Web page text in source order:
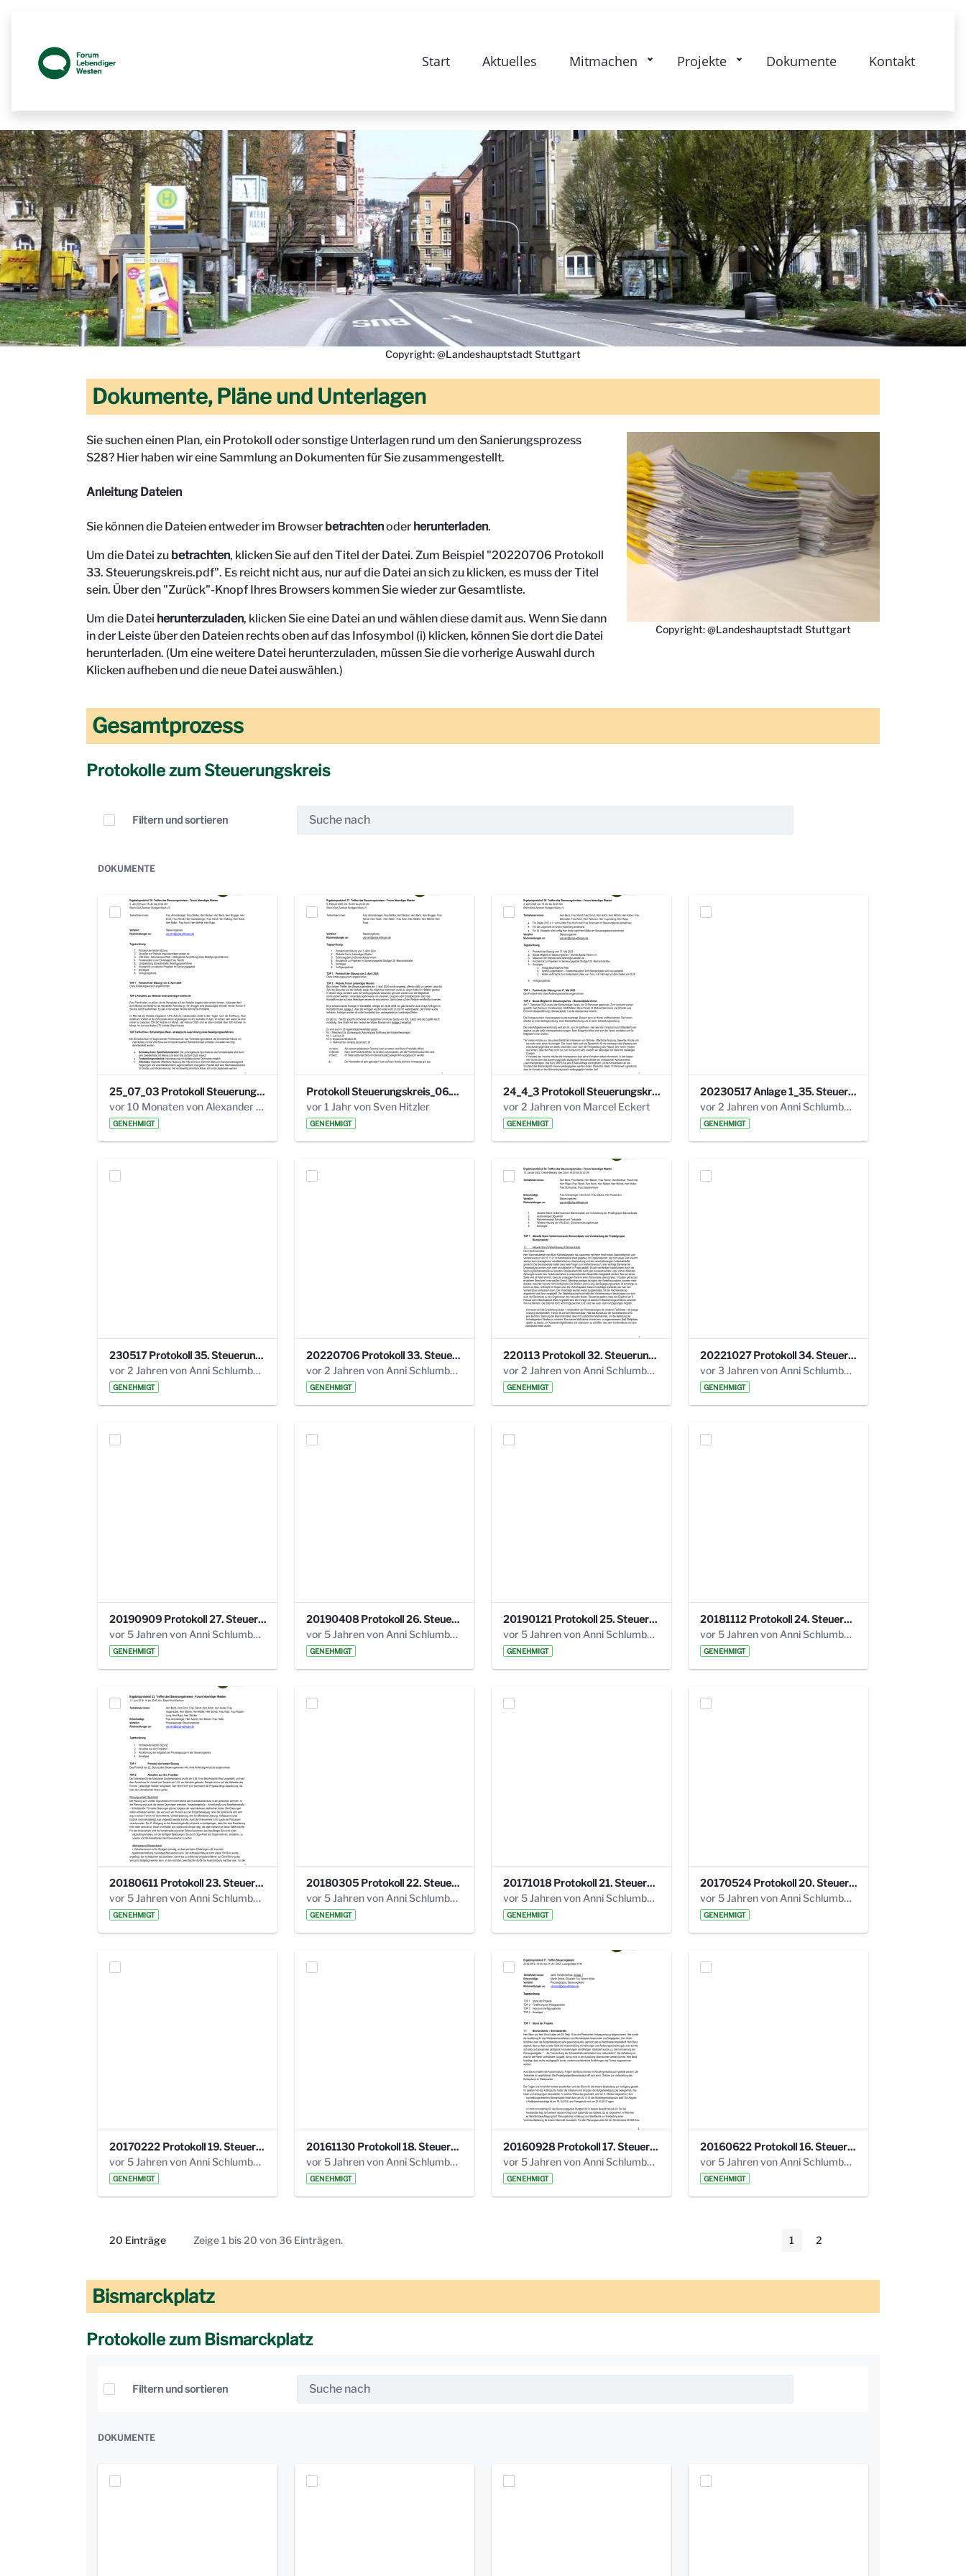
Start Aktuelles Mitmachen Projekte Dokumente Kontakt
Copyright: @Landeshauptstadt Stuttgart
Dokumente, Pläne und Unterlagen
Sie suchen einen Plan, ein Protokoll oder sonstige Unterlagen rund um den Sanierungsprozess
S28? Hier haben wir eine Sammlung an Dokumenten für Sie zusammengestellt.
Anleitung Dateien
Sie können die Dateien entweder im Browser betrachtenoder herunterladen.
Um die Datei zu betrachten, klicken Sie auf den Titel der Datei. Zum Beispiel "20220706 Protokoll
33. Steuerungskreis.pdf". Es reicht nicht aus, nur auf die Datei an sich zu klicken, es muss der Titel
sein. Über den "Zurück"-Knopf Ihres Browsers kommen Sie wieder zur Gesamtliste.
Um die Datei herunterzuladen, klicken Sie eine Datei an und wählen diese damit aus. Wenn Sie dann
in der Leiste über den Dateien rechts oben auf das Infosymbol (i) klicken, können Sie dort die Datei
herunterladen. (Um eine weitere Datei herunterzuladen, müssen Sie die vorherige Auswahl durch
Klicken aufheben und die neue Datei auswählen.)
Copyright: @Landeshauptstadt Stuttgart
Gesamtprozess
Protokolle zum Steuerungskreis
Elemente auswählen
Filtern und sortieren
DOKUMENTE
25_07_03 Protokoll Steuerungskreis.pdf
vor 10 Monaten von Alexander Orlowski
GENEHMIGT
Protokoll Steuerungskreis_06.02.2025 .pdf
vor 1 Jahr von Sven Hitzler
GENEHMIGT
24_4_3 Protokoll Steuerungskreis.pdf
vor 2 Jahren von Marcel Eckert
GENEHMIGT
20230517 Anlage 1_35. Steuerungskreis.pdf
vor 2 Jahren von Anni Schlumberger
GENEHMIGT
230517 Protokoll 35. Steuerungskreis.pdf
vor 2 Jahren von Anni Schlumberger
GENEHMIGT
20220706 Protokoll 33. Steuerungskreis.pdf
vor 2 Jahren von Anni Schlumberger
GENEHMIGT
220113 Protokoll 32. Steuerungskreis.pdf
vor 2 Jahren von Anni Schlumberger
GENEHMIGT
20221027 Protokoll 34. Steuerungskreis.pdf
vor 3 Jahren von Anni Schlumberger
GENEHMIGT
20190909 Protokoll 27. Steuerungskreis.pdf
vor 5 Jahren von Anni Schlumberger
GENEHMIGT
20190408 Protokoll 26. Steuerungskreis.pdf
vor 5 Jahren von Anni Schlumberger
GENEHMIGT
20190121 Protokoll 25. Steuerungskreis.pdf
vor 5 Jahren von Anni Schlumberger
GENEHMIGT
20181112 Protokoll 24. Steuerungskreis.pdf
vor 5 Jahren von Anni Schlumberger
GENEHMIGT
20180611 Protokoll 23. Steuerungskreis.pdf
vor 5 Jahren von Anni Schlumberger
GENEHMIGT
20180305 Protokoll 22. Steuerungskreis.pdf
vor 5 Jahren von Anni Schlumberger
GENEHMIGT
20171018 Protokoll 21. Steuerungskreis.pdf
vor 5 Jahren von Anni Schlumberger
GENEHMIGT
20170524 Protokoll 20. Steuerungskreis.pdf
vor 5 Jahren von Anni Schlumberger
GENEHMIGT
20170222 Protokoll 19. Steuerungskreis.pdf
vor 5 Jahren von Anni Schlumberger
GENEHMIGT
20161130 Protokoll 18. Steuerungskreis.pdf
vor 5 Jahren von Anni Schlumberger
GENEHMIGT
20160928 Protokoll 17. Steuerungskreis.pdf
vor 5 Jahren von Anni Schlumberger
GENEHMIGT
20160622 Protokoll 16. Steuerungskreis.pdf
vor 5 Jahren von Anni Schlumberger
GENEHMIGT
20 Einträge
Pro Seite Zeige 1 bis 20 von 36 Einträgen. Seite
1 Seite
2
Bismarckplatz
Protokolle zum Bismarckplatz
Elemente auswählen
Filtern und sortieren
DOKUMENTE